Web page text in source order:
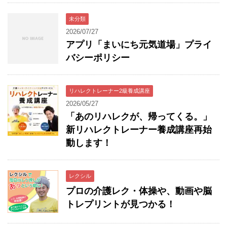
未分類
2026/07/27
アプリ「まいにち元気道場」プライ
バシーポリシー
リハレクトレーナー2級養成講座
2026/05/27
「あのリハレクが、帰ってくる。」
新リハレクトレーナー養成講座再始
動します！
レクシル
プロの介護レク・体操や、動画や脳
トレプリントが見つかる！